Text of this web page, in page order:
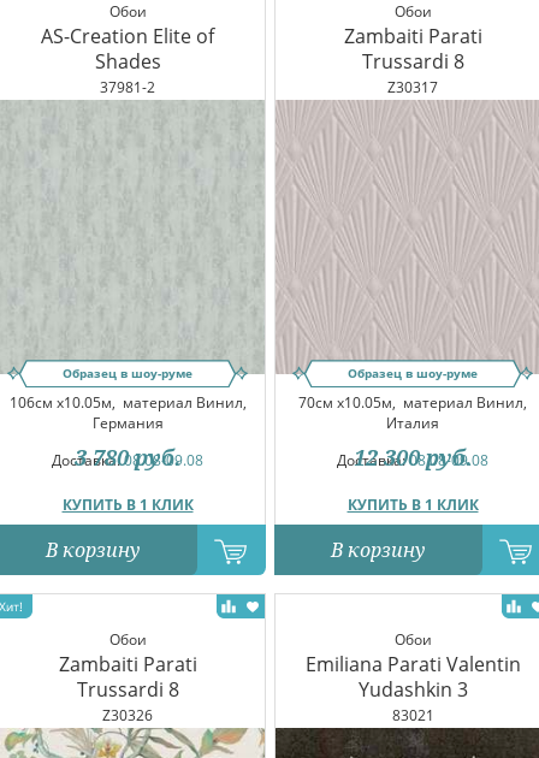
Обои
AS-Creation Elite of
Shades
37981-2
Образец в шоу-руме
106см x10.05м, материал Винил,
Германия
Доставка:08.08-09.08
КУПИТЬ В 1 КЛИК
3 780 руб.
В корзину
Обои
Zambaiti Parati
Trussardi 8
Z30317
Образец в шоу-руме
70см x10.05м, материал Винил,
Италия
Доставка:08.08-09.08
КУПИТЬ В 1 КЛИК
12 300 руб.
В корзину
Обои
Zambaiti Parati
Trussardi 8
Z30326
Обои
Emiliana Parati Valentin
Yudashkin 3
83021